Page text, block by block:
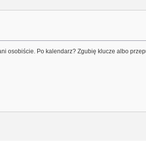
osobiście. Po kalendarz? Zgubię klucze albo